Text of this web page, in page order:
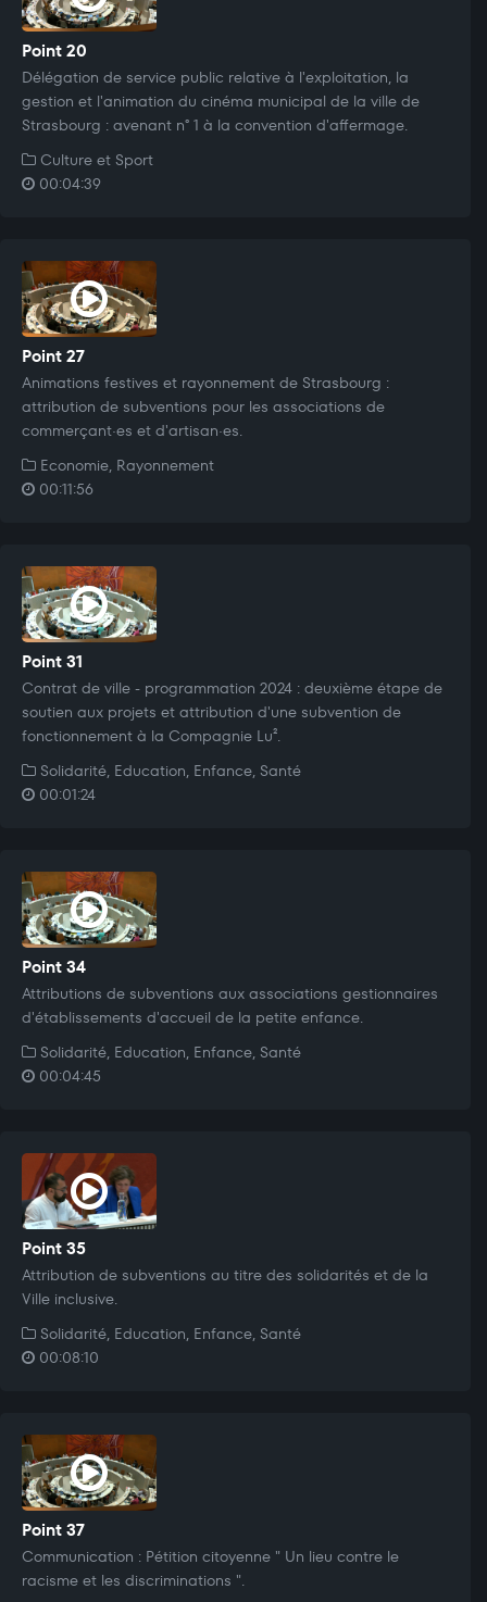
Point 20
Délégation de service public relative à l'exploitation, la
gestion et l'animation du cinéma municipal de la ville de
Strasbourg : avenant n° 1 à la convention d'affermage.
Culture et Sport
00:04:39
Point 27
Animations festives et rayonnement de Strasbourg :
attribution de subventions pour les associations de
commerçant·es et d'artisan·es.
Economie, Rayonnement
00:11:56
Point 31
Contrat de ville - programmation 2024 : deuxième étape de
soutien aux projets et attribution d'une subvention de
fonctionnement à la Compagnie Lu².
Solidarité, Education, Enfance, Santé
00:01:24
Point 34
Attributions de subventions aux associations gestionnaires
d'établissements d'accueil de la petite enfance.
Solidarité, Education, Enfance, Santé
00:04:45
Point 35
Attribution de subventions au titre des solidarités et de la
Ville inclusive.
Solidarité, Education, Enfance, Santé
00:08:10
Point 37
Communication : Pétition citoyenne " Un lieu contre le
racisme et les discriminations ".